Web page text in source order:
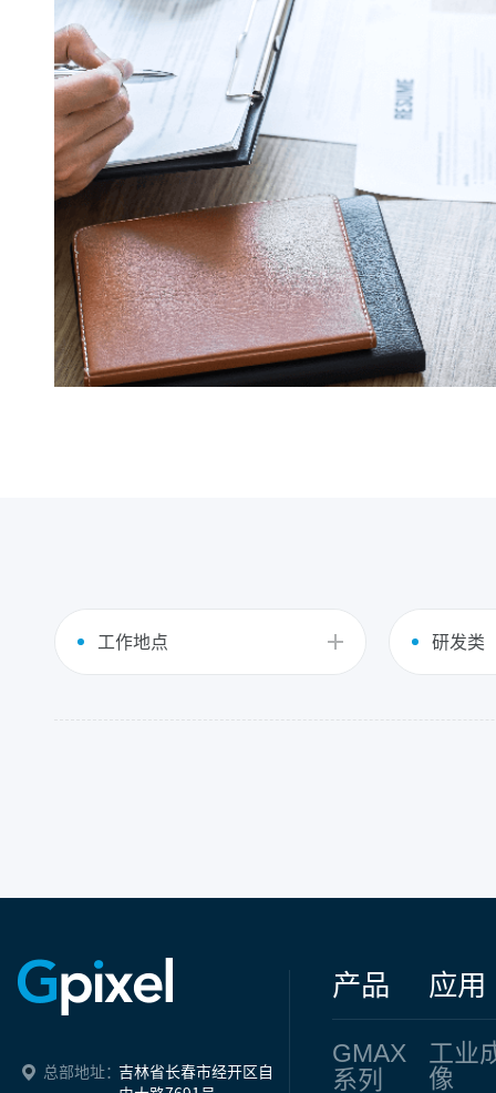
工作地点 研发类
总部地址：吉林省长春市经开区自
产品
GMAX
系列
应用
工业
像